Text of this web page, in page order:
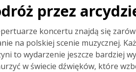
przez
koncertu znajdą się
na polskiej scenie muzycznej.
to wydarzenie jeszcze bardziej
w świecie dźwięków, które